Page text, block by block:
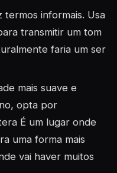
informais. Usa
transmitir um tom
faria um ser
mais suave e
opta por
É um lugar onde
uma forma mais
vai haver muitos